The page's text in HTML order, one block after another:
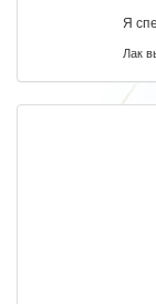
Я
Лак